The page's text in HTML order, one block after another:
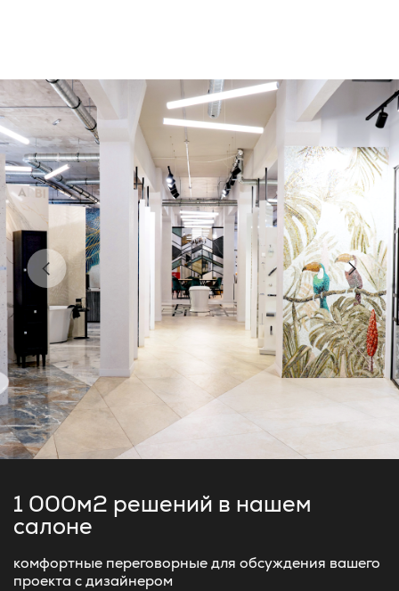
1 000м2 решений в нашем
салоне
комфортные переговорные для обсуждения вашего
проекта с дизайнером